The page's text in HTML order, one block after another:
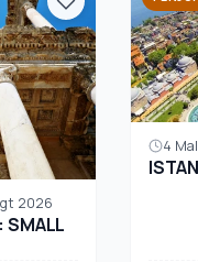
2026
SMALL
4